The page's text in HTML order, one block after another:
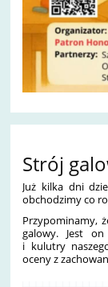
Strój
Już kilka dni
obchodzimy co
Przypominamy,
galowy. Jest
i kulutry
oceny z